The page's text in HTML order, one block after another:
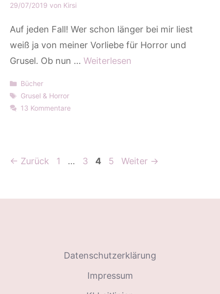
29/07/2019 von Kirsi
Auf jeden Fall! Wer schon länger bei mir liest
weiß ja von meiner Vorliebe für Horror und
Grusel. Ob nun … Weiterlesen
Kategorien
Bücher
Schlagwörter
Grusel & Horror
13 Kommentare
← Zurück Seite
1 … Seite
3 Seite
4 Seite
5 Weiter →
Datenschutzerklärung
Impressum